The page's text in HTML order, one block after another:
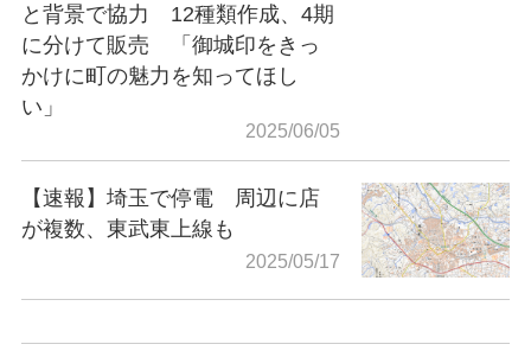
と背景で協力 12種類作成、4期
に分けて販売 「御城印をきっ
かけに町の魅力を知ってほし
い」
2025/06/05
【速報】埼玉で停電 周辺に店
が複数、東武東上線も
2025/05/17